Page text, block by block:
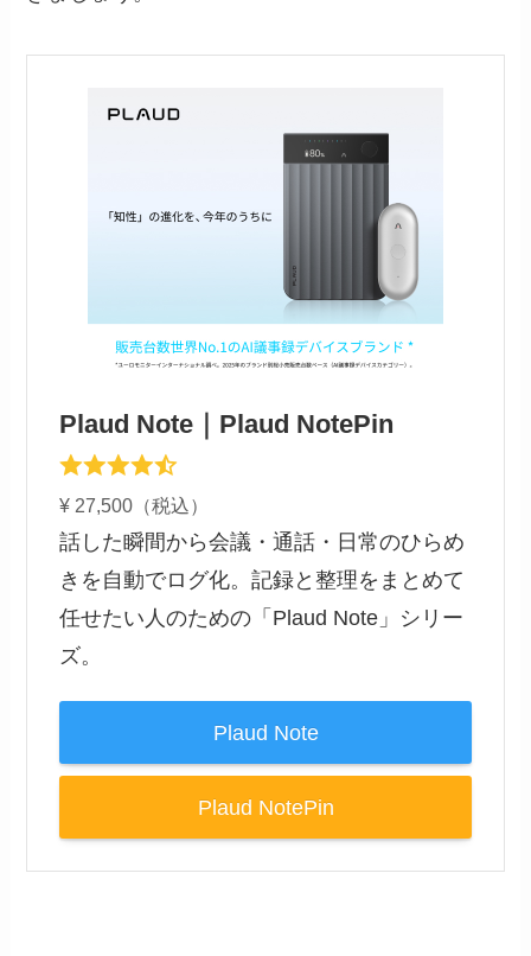
Plaud Note｜Plaud NotePin
¥ 27,500（税込）
話した瞬間から会議・通話・日常のひらめ
きを自動でログ化。記録と整理をまとめて
任せたい人のための「Plaud Note」シリー
ズ。
Plaud Note
Plaud NotePin